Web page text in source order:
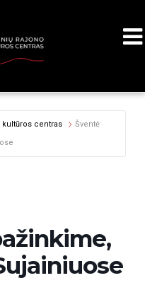
kultūros centras
Šventė